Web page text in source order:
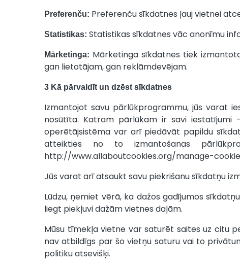
Preferenču: Preferenču sīkdatnes ļauj vietnei
Statistikas: Statistikas sīkdatnes vāc anonīmu
Mārketinga: Mārketinga sīkdatnes tiek
gan lietotājam, gan reklāmdevējam.
3 Kā pārvaldīt un dzēst sīkdatnes
Izmantojot savu pārlūkprogrammu, jūs varat
nosūtīta. Katram pārlūkam ir savi iestatījumi
operētājsistēma var arī piedāvāt papildu
atteikties no to izmantošanas
http://www.allaboutcookies.org/manage-
Jūs varat arī atsaukt savu piekrišanu sīkdatņu
Lūdzu, ņemiet vērā, ka dažos gadījumos
liegt piekļuvi dažām vietnes daļām.
Mūsu tīmekļa vietne var saturēt saites uz citu
nav atbildīgs par šo vietņu saturu vai to
politiku atsevišķi.